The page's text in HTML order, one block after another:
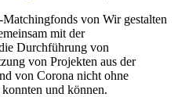
von Wir gestalten
mit der
Durchführung von
von Projekten aus der
von Corona nicht ohne
und können.